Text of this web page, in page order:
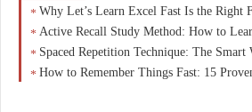
Why Let’s Learn Excel Fast Is the Right First
Active Recall Study Method: How to Learn
Spaced Repetition Technique: The Smart Way to
How to Remember Things Fast: 15 Proven Techniques